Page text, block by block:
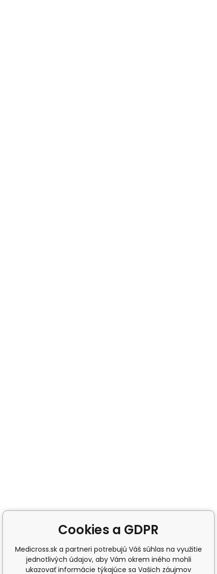
Cookies a GDPR
Medicross.sk a partneri potrebujú Váš súhlas na využitie
jednotlivých údajov, aby Vám okrem iného mohli
ukazovať informácie týkajúce sa Vašich záujmov